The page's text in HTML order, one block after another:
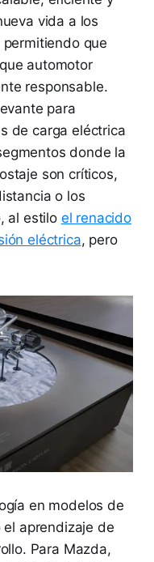
vida a los
que
automotor
responsable.
para
de carga eléctrica
donde la
son críticos,
o los
al estilo el renacido
eléctrica, pero
en modelos de
aprendizaje de
Para Mazda,